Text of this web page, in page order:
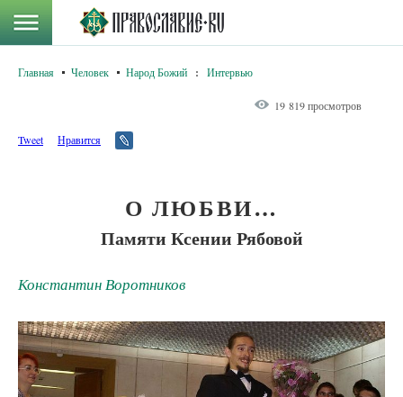
Главная Человек Народ Божий : Интервью
19 819 просмотров
Tweet Нравится
О ЛЮБВИ…
Памяти Ксении Рябовой
Константин Воротников